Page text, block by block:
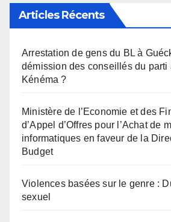
Articles Récents
Arrestation de gens du BL à
démission des conseillés du parti
Kénéma ?
Ministère de l’Economie et des
d’Appel d’Offres pour l’Achat de
informatiques en faveur de la
Budget
Violences basées sur le genre :
sexuel